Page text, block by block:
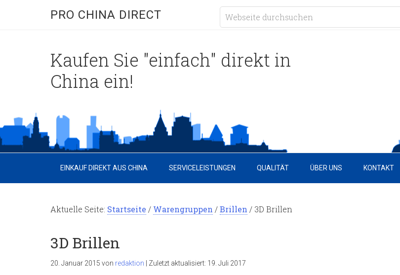
PRO CHINA DIRECT
Kaufen Sie "einfach" direkt in
China ein!
EINKAUF DIREKT AUS CHINA SERVICELEISTUNGEN QUALITÄT ÜBER UNS KONTAKT
Aktuelle Seite: Startseite / Warengruppen /Brillen / 3D Brillen
3D Brillen
20. Januar 2015 von redaktion Zuletzt aktualisiert: 19. Juli 2017